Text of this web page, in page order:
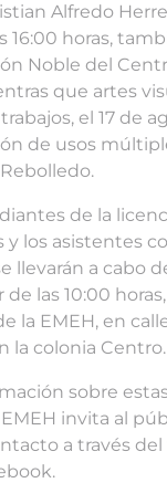
Alfredo
16:00 horas,
Noble del
que artes
el 17 de
de usos
de la
y los asistentes
llevarán a cabo
las 10:00
la EMEH, en
la colonia Centro.
sobre
invita al
a través del